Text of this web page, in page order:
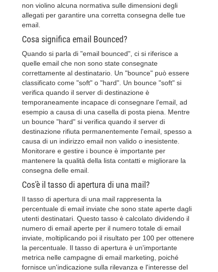
non violino alcuna normativa sulle dimensioni degli
allegati per garantire una corretta consegna delle tue
email.
Cosa significa email Bounced?
Quando si parla di "email bounced", ci si riferisce a
quelle email che non sono state consegnate
correttamente al destinatario. Un "bounce" può essere
classificato come "soft" o "hard". Un bounce "soft" si
verifica quando il server di destinazione è
temporaneamente incapace di consegnare l'email, ad
esempio a causa di una casella di posta piena. Mentre
un bounce "hard" si verifica quando il server di
destinazione rifiuta permanentemente l'email, spesso a
causa di un indirizzo email non valido o inesistente.
Monitorare e gestire i bounce è importante per
mantenere la qualità della lista contatti e migliorare la
consegna delle email.
Cos'è il tasso di apertura di una mail?
Il tasso di apertura di una mail rappresenta la
percentuale di email inviate che sono state aperte dagli
utenti destinatari. Questo tasso è calcolato dividendo il
numero di email aperte per il numero totale di email
inviate, moltiplicando poi il risultato per 100 per ottenere
la percentuale. Il tasso di apertura è un'importante
metrica nelle campagne di email marketing, poiché
fornisce un'indicazione sulla rilevanza e l'interesse del